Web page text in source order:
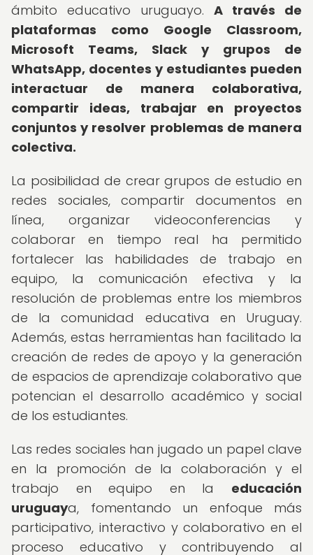
ámbito educativo uruguayo. A través de
plataformas como Google Classroom,
Microsoft Teams, Slack y grupos de
WhatsApp, docentes y estudiantes pueden
interactuar de manera colaborativa,
compartir ideas, trabajar en proyectos
conjuntos y resolver problemas de manera
colectiva.
La posibilidad de crear grupos de estudio en
redes sociales, compartir documentos en
línea, organizar videoconferencias y
colaborar en tiempo real ha permitido
fortalecer las habilidades de trabajo en
equipo, la comunicación efectiva y la
resolución de problemas entre los miembros
de la comunidad educativa en Uruguay.
Además, estas herramientas han facilitado la
creación de redes de apoyo y la generación
de espacios de aprendizaje colaborativo que
potencian el desarrollo académico y social
de los estudiantes.
Las redes sociales han jugado un papel clave
en la promoción de la colaboración y el
trabajo en equipo en la educación
uruguaya, fomentando un enfoque más
participativo, interactivo y colaborativo en el
proceso educativo y contribuyendo al